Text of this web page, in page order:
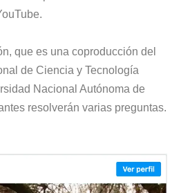
que es una coproducción del
de Ciencia y Tecnología
Nacional Autónoma de
resolverán varias preguntas.